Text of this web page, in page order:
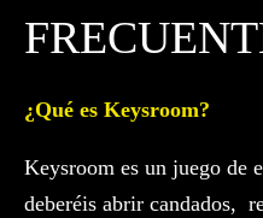
¿Qué es Keysroom?
Keysroom es un juego de
deberéis abrir candados,